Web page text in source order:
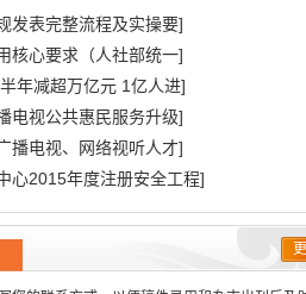
发表完整流程及实操要]
核心要求（人社部统一]
年减超万亿元 1亿人进]
电视公共惠民服务升级]
播电视、网络视听人才]
心2015年度注册安全工程]